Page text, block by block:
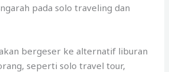
pada solo traveling dan
bergeser ke alternatif liburan
seperti solo travel tour,